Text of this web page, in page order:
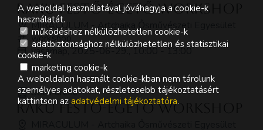
Raku festő-égető workshop
MIRACULUM - Artchaika Ősművészeti Egyesület
workshop
vasárnap, 2025-06-29., 10:00 - 13:00
Szili Ferenc
Raku festő-égető workshop
A weboldal használatával jóváhagyja a cookie-k
használatát.
működéshez nélkülözhetetlen cookie-k
adatbiztonsághoz nélkülözhetetlen és statisztikai
cookie-k
marketing cookie-k
A weboldalon használt cookie-kban nem tárolunk
személyes adatokat, részletesebb tájékoztatásért
kattintson az adatvédelmi tájékoztatóra.